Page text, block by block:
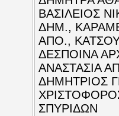
ΒΑΣΙΛΕΙΟΣ
ΔΗΜ.,
ΑΠΟ.,
ΔΕΣΠΟΙΝΑ
ΑΝΑΣΤΑΣΙΑ
ΔΗΜΗΤΡΙΟΣ
ΣΠΥΡΙΔΩΝ